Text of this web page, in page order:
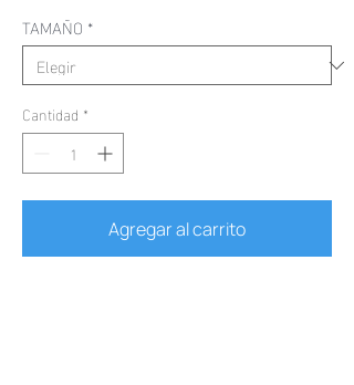
TAMAÑO *
Cantidad *
Agregar al carrito